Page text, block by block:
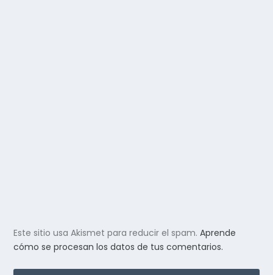
Este sitio usa Akismet para reducir el spam.Aprende
cómo se procesan los datos de tus comentarios.